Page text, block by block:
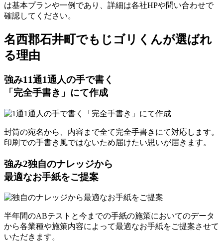
は基本プランや一例であり、詳細は各社HPや問い合わせで
確認してください。​
名西郡石井町でもじゴリくんが選ばれ
る理由
強み11通1通人の手で書く
「完全手書き」にて作成
封筒の宛名から、内容まで全て完全手書きにて対応します。
印刷での手書き風ではないため届けたい思いが届きます。
強み2独自のナレッジから
最適なお手紙をご提案
半年間のABテストと今までの手紙の施策においてのデータ
から各業種や施策内容によって最適なお手紙をご提案させて
いただきます。